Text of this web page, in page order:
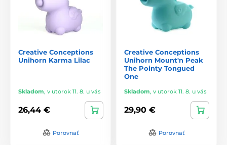
Creative Conceptions
Unihorn Karma Lilac
Skladom, v utorok 11. 8. u vás
26,44 €
Porovnať
Creative Conceptions
Unihorn Mount'n Peak
The Pointy Tongued
One
Skladom, v utorok 11. 8. u vás
29,90 €
Porovnať